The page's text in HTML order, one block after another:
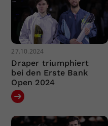
27.10.2024
Draper triumphiert
bei den Erste Bank
Open 2024